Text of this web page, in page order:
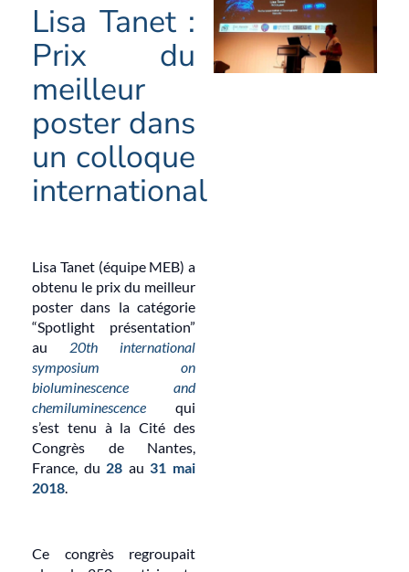
Lisa Tanet :
Prix du
meilleur
poster dans
un colloque
international
Lisa Tanet (équipe MEB) a
obtenu le prix du meilleur
poster dans la catégorie
“Spotlight présentation”
au 20th international
symposium on
bioluminescence and
chemiluminescence
qui
s’est tenu à la Cité des
Congrès de Nantes,
France, du 28 au 31 mai
2018
Ce congrès regroupait